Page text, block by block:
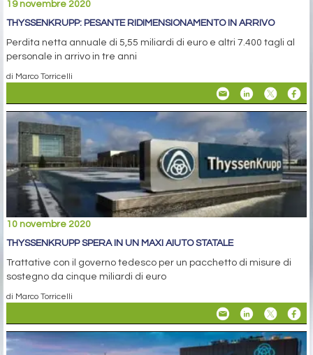
19 novembre 2020
THYSSENKRUPP: PESANTE RIDIMENSIONAMENTO IN ARRIVO
Perdita netta annuale di 5,55 miliardi di euro e altri 7.400 tagli al
personale in arrivo in tre anni
di Marco Torricelli
10 novembre 2020
THYSSENKRUPP SPERA IN UN MAXI AIUTO STATALE
Trattative con il governo tedesco per un pacchetto di misure di
sostegno da cinque miliardi di euro
di Marco Torricelli